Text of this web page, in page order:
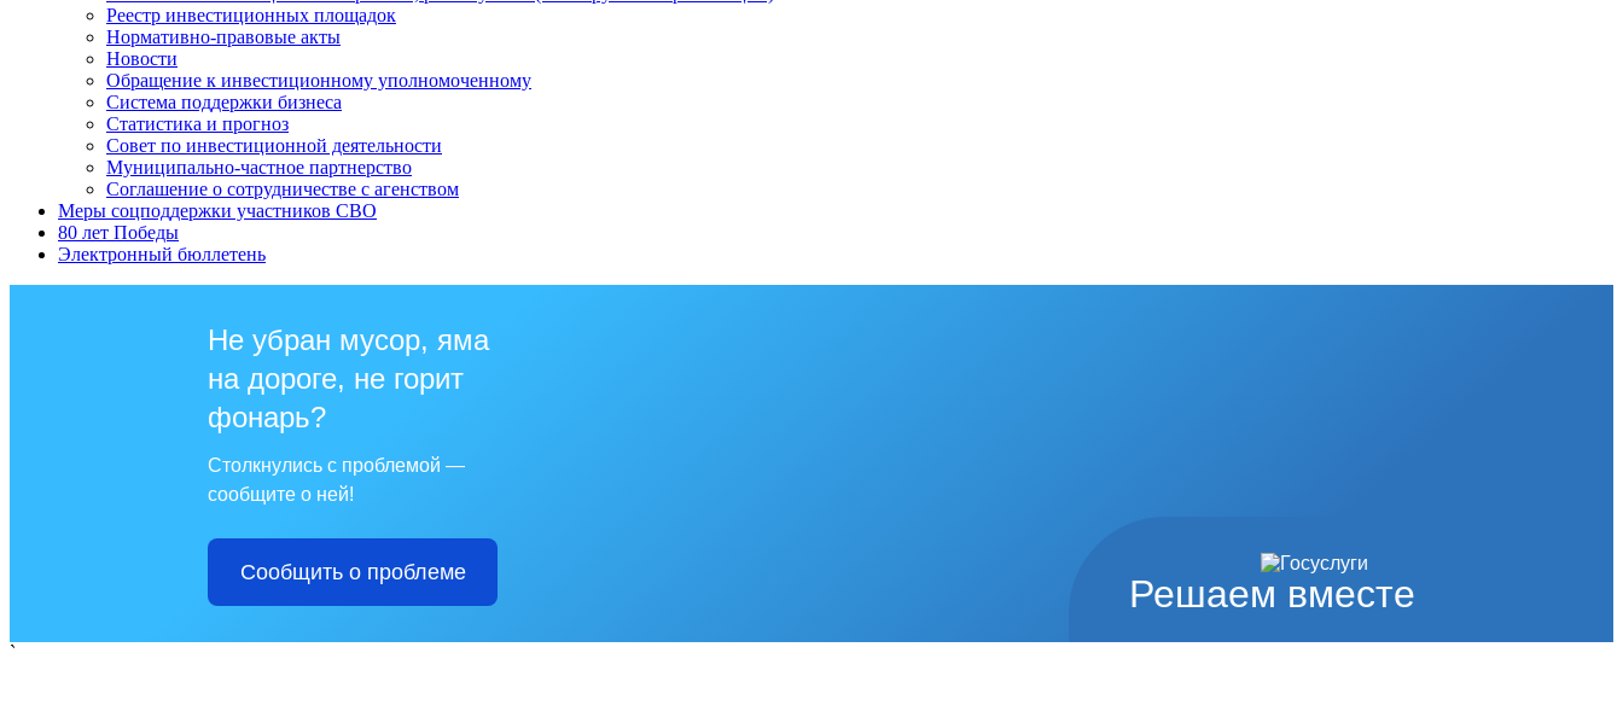
Реестр инвестиционных площадок
Нормативно-правовые акты
Новости
Обращение к инвестиционному уполномоченному
Система поддержки бизнеса
Статистика и прогноз
Совет по инвестиционной деятельности
Муниципально-частное партнерство
Соглашение о сотрудничестве с агенством
Меры соцподдержки участников СВО
80 лет Победы
Электронный бюллетень
Решаем вместе
Не убран мусор, яма
на дороге, не горит
фонарь?
Столкнулись с проблемой —
сообщите о ней!
Сообщить о проблеме
`